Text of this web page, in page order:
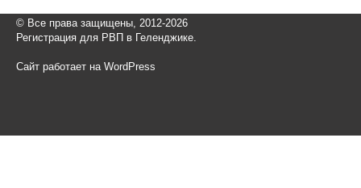
© Все права защищены, 2012-2026
Регистрация для РВП в Геленджике.
Сайт работает на WordPress